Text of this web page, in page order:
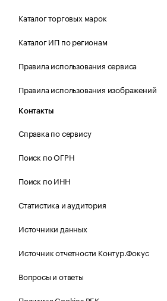
Каталог торговых марок
Каталог ИП по регионам
Правила использования сервиса
Правила использования изображений
Контакты
Справка по сервису
Поиск по ОГРН
Поиск по ИНН
Статистика и аудитория
Источники данных
Источник отчетности Контур.Фокус
Вопросы и ответы